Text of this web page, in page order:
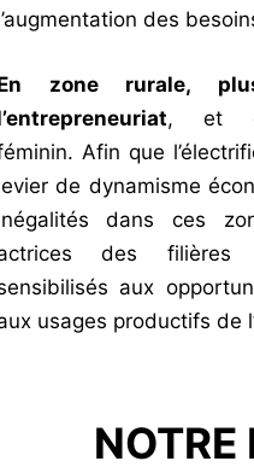
des
zone rurale,
, et
Afin que
de dynamisme
dans ces
des filières
aux
usages productifs de
NOTRE